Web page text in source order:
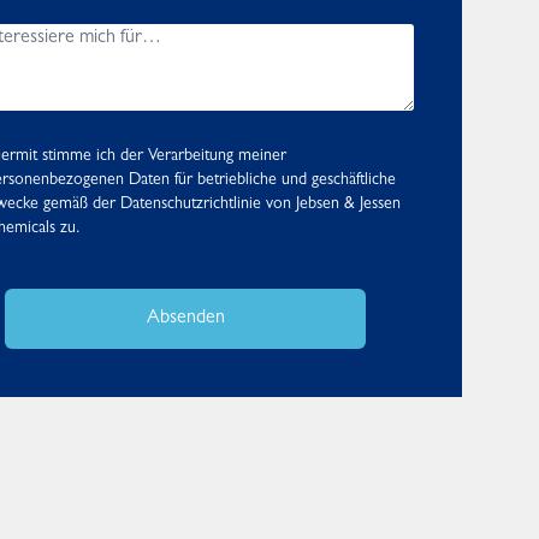
stimme ich der Verarbeitung meiner
Daten für betriebliche und geschäftliche
gemäß der Datenschutzrichtlinie von Jebsen & Jessen
zu.
Absenden